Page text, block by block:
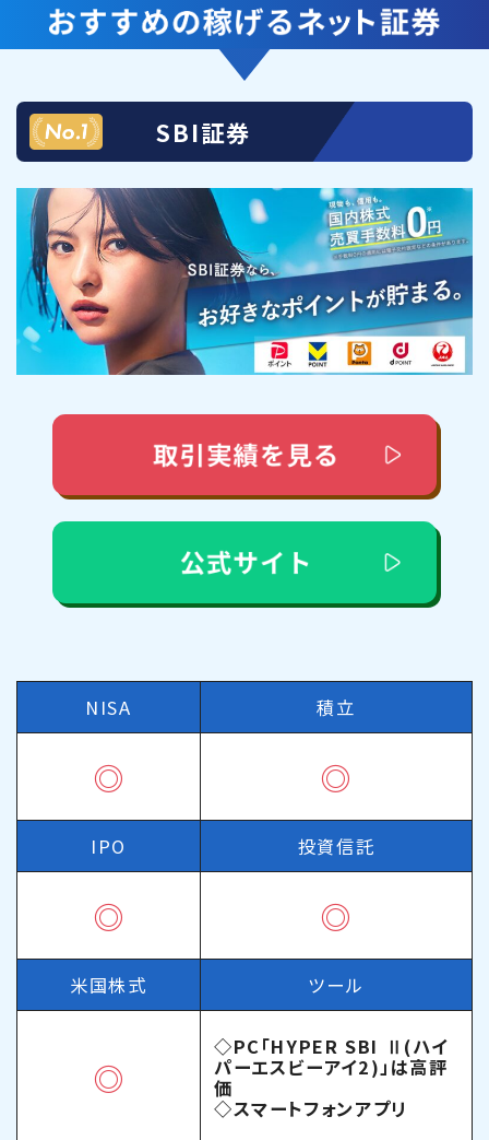
SBI証券
NISA 積立
◎ ◎
IPO 投資信託
◎ ◎
米国株式 ツール
◎
◇PC「HYPER SBI Ⅱ(ハイ
パーエスビーアイ2)」は高評
価
◇スマートフォンアプリ